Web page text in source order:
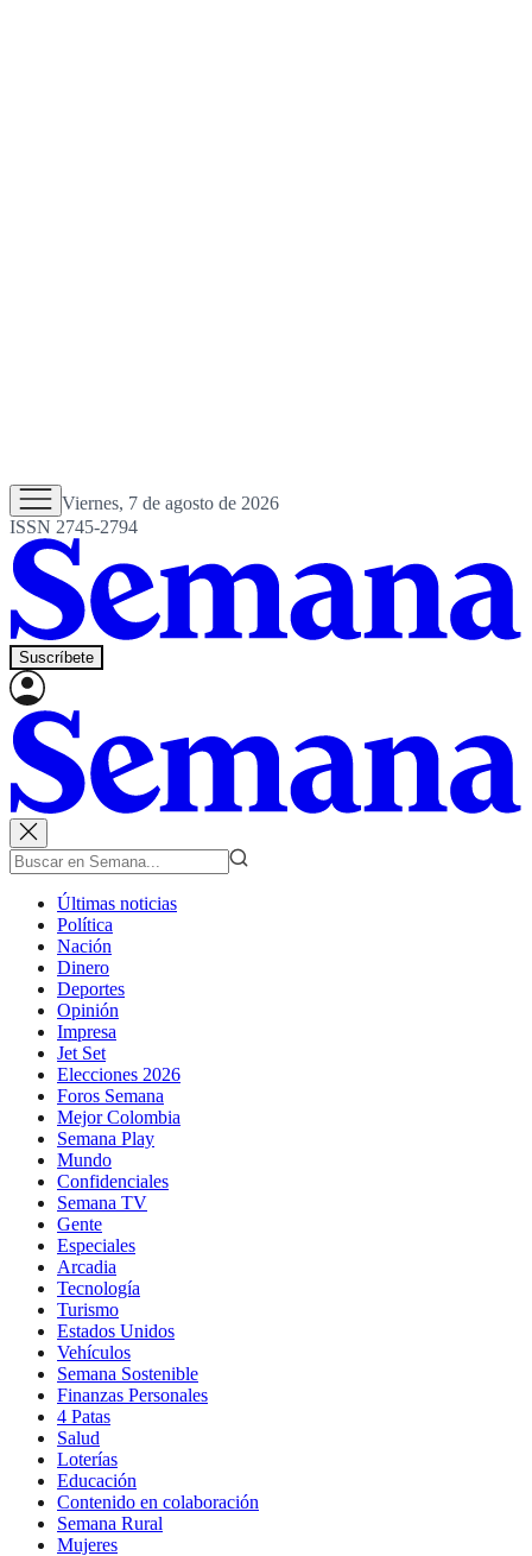
Viernes, 7 de agosto de 2026
ISSN 2745-2794
Suscríbete
Últimas noticias
Política
Nación
Dinero
Deportes
Opinión
Impresa
Jet Set
Elecciones 2026
Foros Semana
Mejor Colombia
Semana Play
Mundo
Confidenciales
Semana TV
Gente
Especiales
Arcadia
Tecnología
Turismo
Estados Unidos
Vehículos
Semana Sostenible
Finanzas Personales
4 Patas
Salud
Loterías
Educación
Contenido en colaboración
Semana Rural
Mujeres